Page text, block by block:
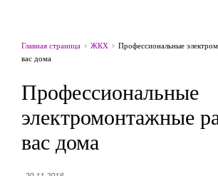
Главная страница ЖКХ
Профессиональные
вас дома
Профессиональные
электромонтажные
вас дома